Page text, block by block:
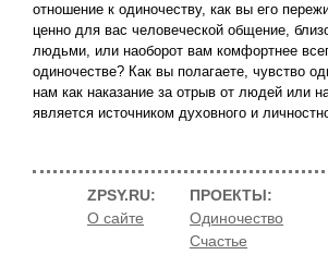
отношение к одиночеству, как вы его
ценно для вас человеческой общение,
людьми, или наоборот вам комфортнее
одиночестве? Как вы полагаете, чувство
нам как наказание за отрыв от людей или
является источником духовного и
ZPSY.RU:
О сайте
ПРОЕКТЫ:
Одиночество
Счастье